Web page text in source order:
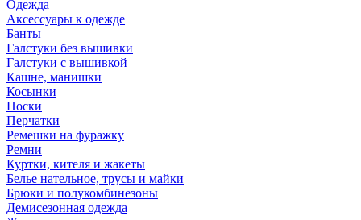
Одежда
Аксессуары к одежде
Банты
Галстуки без вышивки
Галстуки с вышивкой
Кашне, манишки
Косынки
Носки
Перчатки
Ремешки на фуражку
Ремни
Куртки, кителя и жакеты
Белье нательное, трусы и майки
Брюки и полукомбинезоны
Демисезонная одежда